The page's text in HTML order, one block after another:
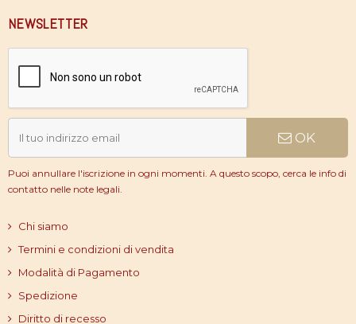
NEWSLETTER
OK
Puoi annullare l'iscrizione in ogni momenti. A questo scopo, cerca le info di
contatto nelle note legali.
Chi siamo
Termini e condizioni di vendita
Modalità di Pagamento
Spedizione
Diritto di recesso